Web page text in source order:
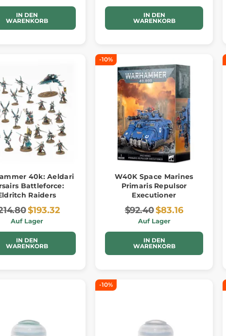
IN DEN
WARENKORB
IN DEN
WARENKORB
40k: Aeldari
Battleforce:
Raiders
$193.32
Auf Lager
IN DEN
WARENKORB
-10%
W40K Space Marines
Primaris Repulsor
Executioner
$92.40$83.16
Auf Lager
IN DEN
WARENKORB
-10%